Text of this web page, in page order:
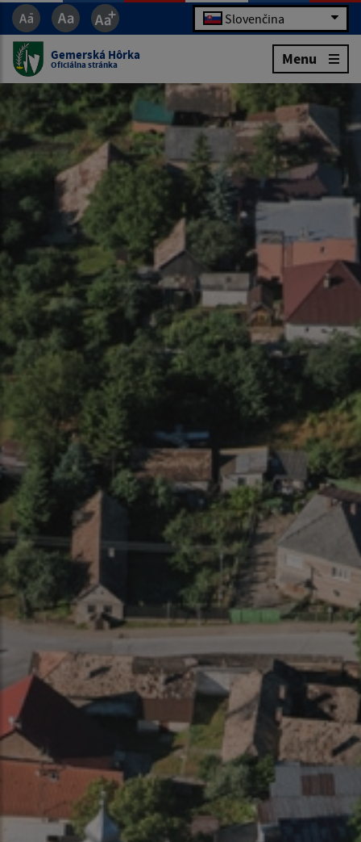
Slovenčina
Gemerská Hôrka
Oficiálna stránka Menu